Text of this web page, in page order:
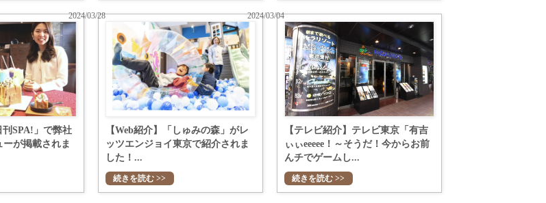
刊SPA!」で弊社
が掲載されま
【Web紹介】「しゅみの森」がレ
ッツエンジョイ東京で紹介されま
した！...
2024/03/28
続きを読む >>
【テレビ紹介】テレビ東京「有吉
ぃぃeeeee！～そうだ！今からお前
んチでゲームし...
2024/03/04
続きを読む >>